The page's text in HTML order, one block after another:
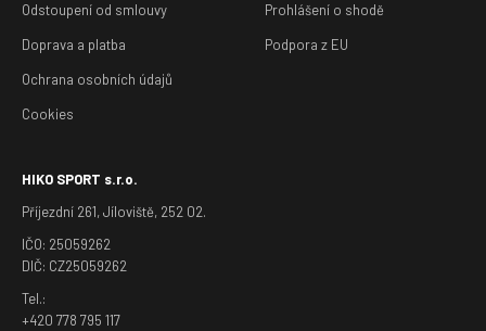
Odstoupení od smlouvy
Doprava a platba
Ochrana osobních údajů
Cookies
Prohlášení o shodě
Podpora z EU
HIKO SPORT s.r.o.
Příjezdní 261, Jíloviště, 252 02.
IČO: 25059262
DIČ: CZ25059262
Tel.:
+420 778 795 117